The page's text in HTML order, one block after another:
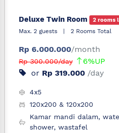
Deluxe Twin Room 2 rooms
Max. 2 guests 2 Rooms Total
Rp 6.000.000/month
Rp 300.000/day
6%UP
or Rp 319.000 /day
4x5
120x200 & 120x200
Kamar mandi dalam,
shower, wastafel